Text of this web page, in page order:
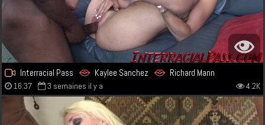
Interracial Pass Kaylee Sanchez Richard Mann
16:37 3 semaines il y a 4.2K